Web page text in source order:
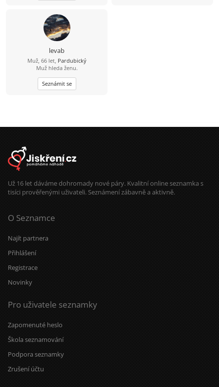
levab
Muž, 66 let, Pardubický
Muž hleda ženu.
Seznámit se
Už 16 let dáváme dohromady nové páry. Kvalitní online seznamka s
tisíci prověřenými uživateli. Seznámení zábavně a aktivně.
O Seznamce
Najít partnera
Přihlášení
Registrace
Novinky
Pro uživatele seznamky
Zapomenuté heslo
Škola seznamování
Podpora seznamky
Zrušení účtu